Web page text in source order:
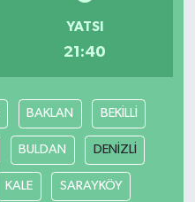
YATSI
21:40
BAKLAN BEKİLLİ
BULDAN DENİZLİ
KALE SARAYKÖY